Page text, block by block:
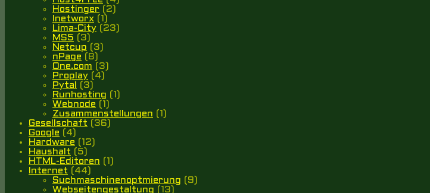
Hostinger (2)
Inetworx (1)
Lima-City (23)
MS5 (3)
Netcup (3)
nPage (8)
One.com (3)
Proplay (4)
Pytal
(3)
Runhosting (1)
Webnode (1)
Zusammenstellungen (1)
Gesellschaft (36)
Google (4)
Hardware (12)
Haushalt (5)
HTML-Editoren (1)
Internet (44)
Suchmaschinenoptmierung (9)
Webseitengestaltung (13)